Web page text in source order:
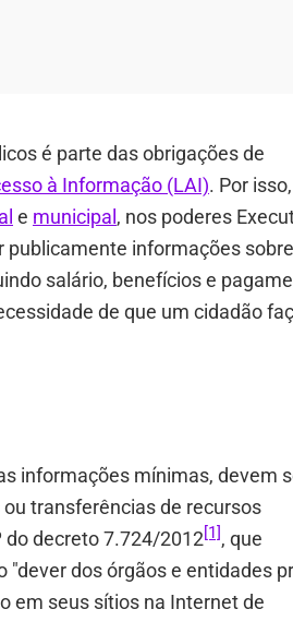
é parte das obrigações de
à Informação (LAI). Por
e municipal , nos poderes
publicamente informações
salário, benefícios e
de que um cidadão
informações mínimas, devem
transferências de recursos
decreto 7.724/2012[1], que
dos órgãos e entidades
em seus sítios na Internet de